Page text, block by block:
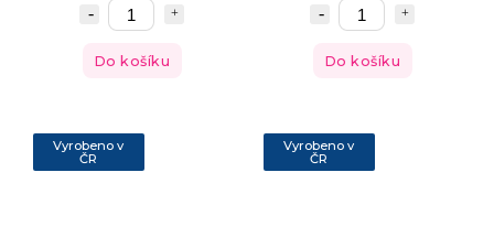
Do košíku Do košíku
Vyrobeno v
ČR
Vyrobeno v
ČR